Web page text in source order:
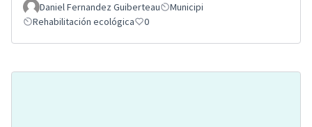
Daniel Fernandez Guiberteau
Municipi
Rehabilitación ecológica
0